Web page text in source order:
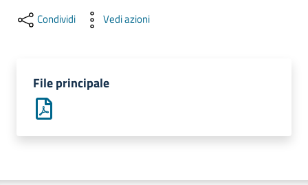
l'impresa
il
Condividi Vedi azioni
File principale